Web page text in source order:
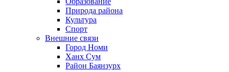
Природа района
Культура
Спорт
Внешние связи
Город Номи
Ханх Сум
Район Баянзурх